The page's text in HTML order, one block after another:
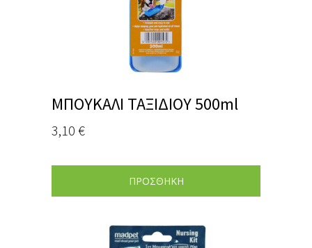
ΜΠΟΥΚΑΛΙ ΤΑΞΙΔΙΟΥ 500ml
3,10 €
ΠΡΟΣΘΗΚΗ